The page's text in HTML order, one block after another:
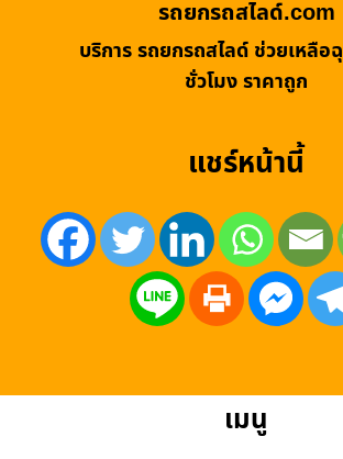
รถยกรถสไลด์.com
บริการ รถยกรถสไลด์ ช่วยเหลือ
ชั่วโมง ราคาถูก
แชร์หน้านี้
เมนู